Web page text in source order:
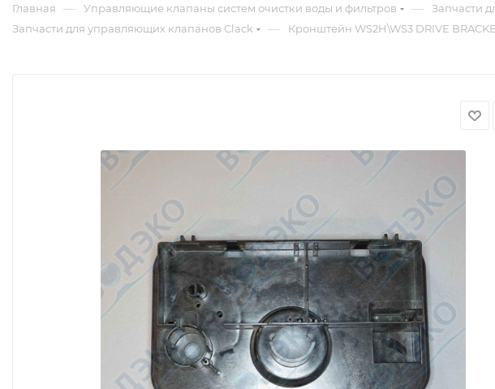
Главная — Управляющие клапаны систем очистки воды и фильтров — Запчасти
Запчасти для управляющих клапанов Clack — Кронштейн WS2H\WS3 DRIVE